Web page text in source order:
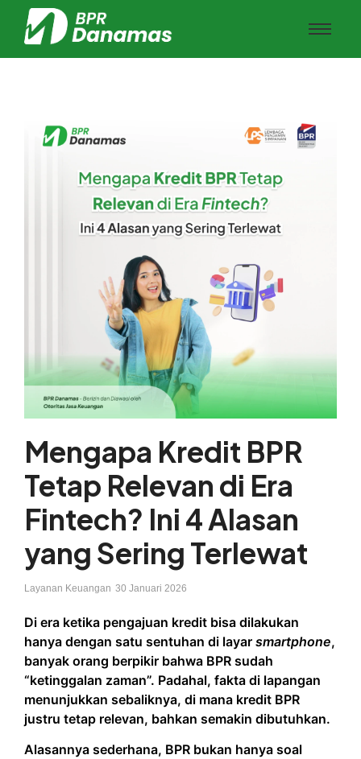
Mengapa Kredit BPR
Tetap Relevan di Era
Fintech? Ini 4 Alasan
yang Sering Terlewat
Layanan Keuangan 30 Januari 2026
Di era ketika pengajuan kredit bisa dilakukan
hanya dengan satu sentuhan di layar smartphone,
banyak orang berpikir bahwa BPR sudah
“ketinggalan zaman”. Padahal, fakta di lapangan
menunjukkan sebaliknya, di mana kredit BPR
justru tetap relevan, bahkan semakin dibutuhkan.
Alasannya sederhana, BPR bukan hanya soal